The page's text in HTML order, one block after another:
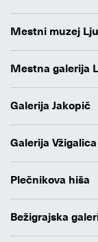
Mestni muzej
Mestna galerija
Galerija Jakopič
Galerija Vžigalica
Plečnikova hiša
Bežigrajska